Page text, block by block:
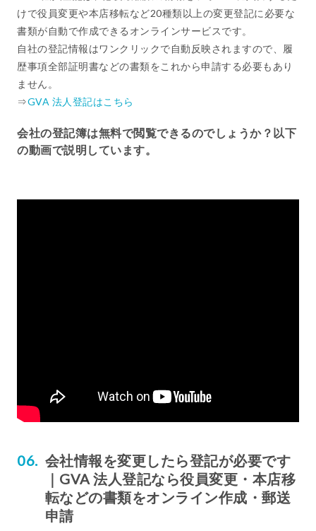
けで役員変更や本店移転など20種類以上の変更登記に必要な
書類が自動で作成できるオンラインサービスです。
自社の登記情報はワンクリックで自動反映されますので、履
歴事項全部証明書などの書類をこれから申請する必要もあり
ません。
⇒GVA 法人登記はこちら
会社の登記簿は無料で閲覧できるのでしょうか？以下
の動画で説明しています。
会社情報を変更したら登記が必要です
｜GVA 法人登記なら役員変更・本店移
転などの書類をオンライン作成・郵送
申請